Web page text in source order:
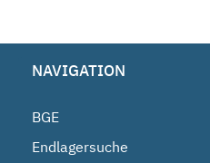
NAVIGATION
BGE
Endlagersuche